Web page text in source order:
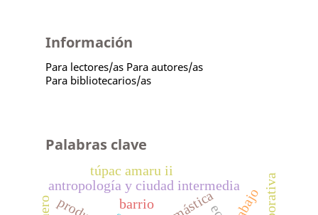
Información
Para lectores/as Para autores/as
Para bibliotecarios/as
Palabras clave
antropología y ciudad intermedia
barrio
túpac amaru ii